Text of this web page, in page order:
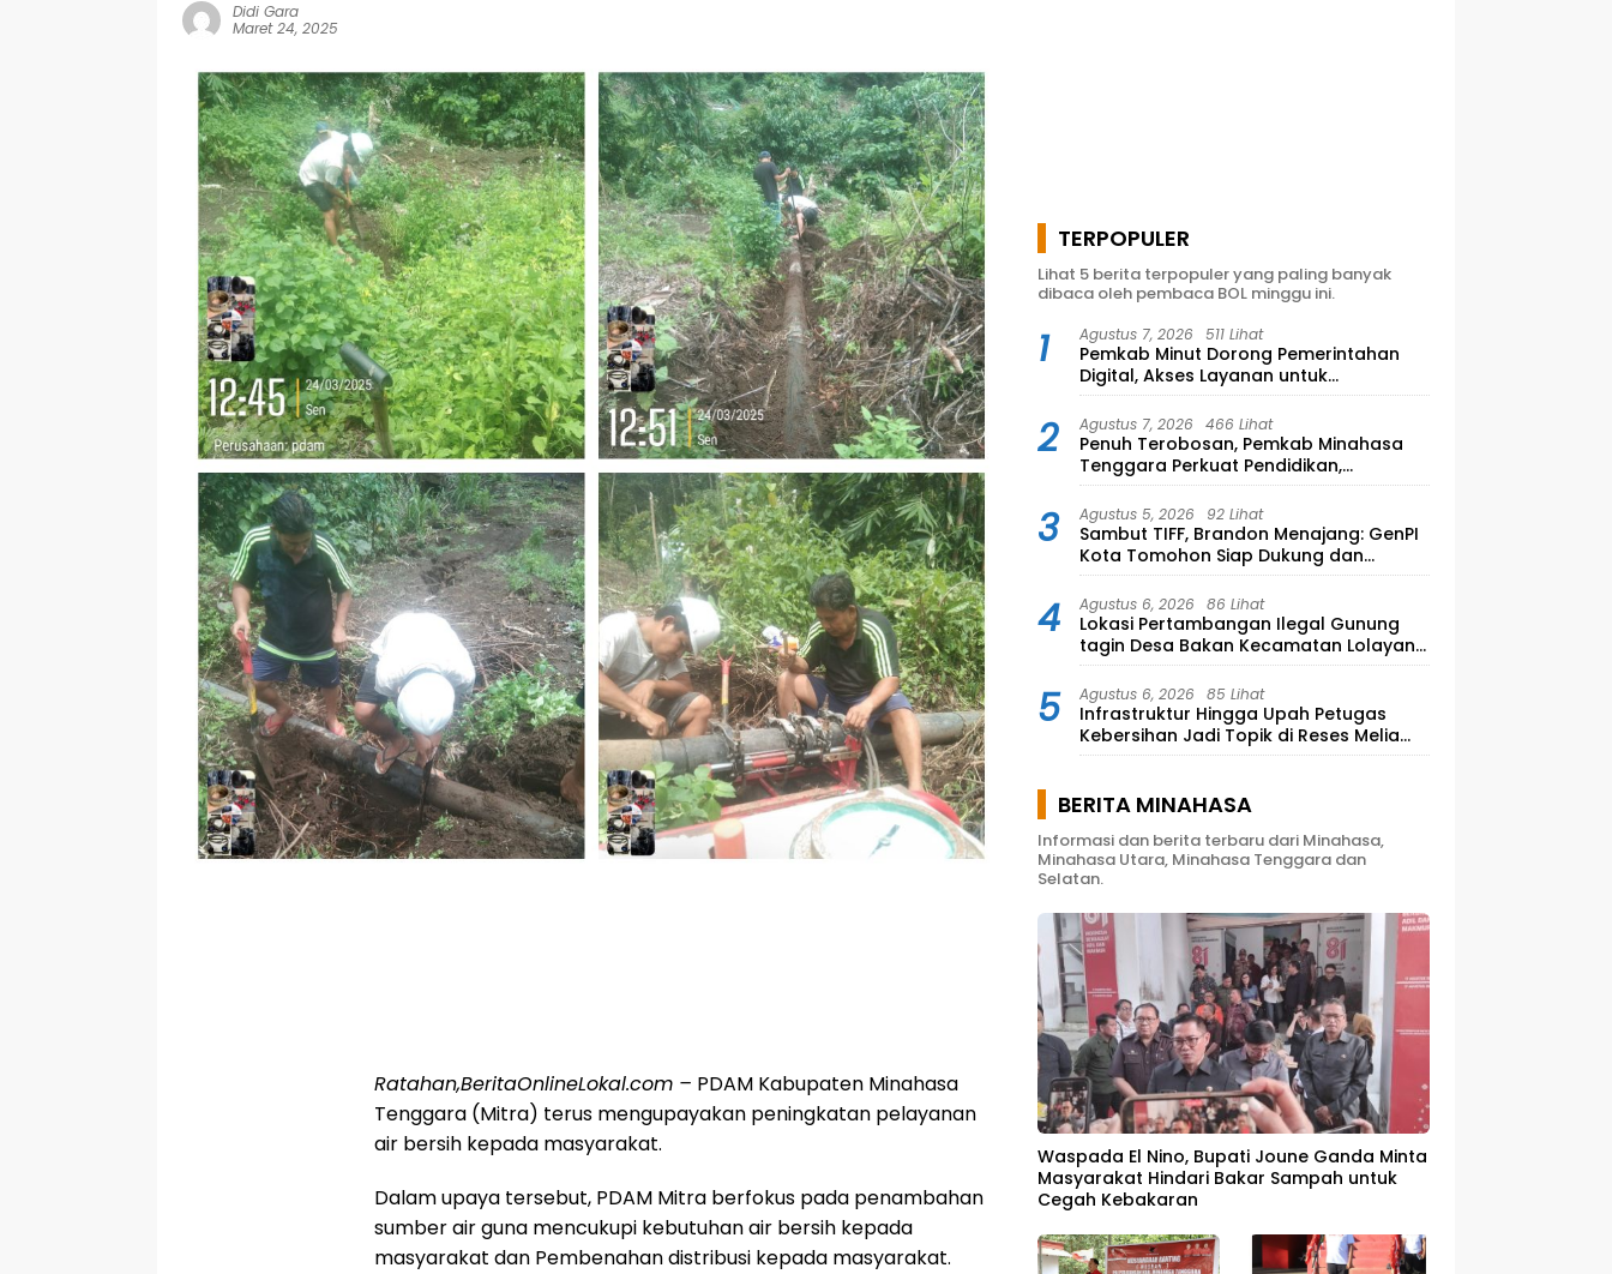
Didi Gara
Maret 24, 2025
Ratahan,BeritaOnlineLokal.com – PDAM Kabupaten Minahasa
Tenggara (Mitra) terus mengupayakan peningkatan pelayanan
air bersih kepada masyarakat.
Dalam upaya tersebut, PDAM Mitra berfokus pada penambahan
sumber air guna mencukupi kebutuhan air bersih kepada
masyarakat dan Pembenahan distribusi kepada masyarakat.
TERPOPULER
Lihat 5 berita terpopuler yang paling banyak
dibaca oleh pembaca BOL minggu ini.
1 Agustus 7, 2026 511 Lihat
Pemkab Minut Dorong Pemerintahan
Digital, Akses Layanan untuk
Masyarakat
2 Agustus 7, 2026 466 Lihat
Penuh Terobosan, Pemkab Minahasa
Tenggara Perkuat Pendidikan,
Pelayanan Publik, dan Kesehatan
3 Agustus 5, 2026 92 Lihat
Sambut TIFF, Brandon Menajang: ​GenPI
Kota Tomohon Siap Dukung dan
Sukseskan TIFF 2026
4 Agustus 6, 2026 86 Lihat
Lokasi Pertambangan Ilegal Gunung
tagin Desa Bakan Kecamatan Lolayan
Kabupaten Bolaang Mongondow di
perkebunan Lolotut Target Bareskrim
TIPEDTER MABES POLRI
5 Agustus 6, 2026 85 Lihat
Infrastruktur Hingga Upah Petugas
Kebersihan Jadi Topik di Reses Melia
Moesrin
BERITA MINAHASA
Informasi dan berita terbaru dari Minahasa,
Minahasa Utara, Minahasa Tenggara dan
Selatan.
Waspada El Nino, Bupati Joune Ganda Minta
Masyarakat Hindari Bakar Sampah untuk
Cegah Kebakaran